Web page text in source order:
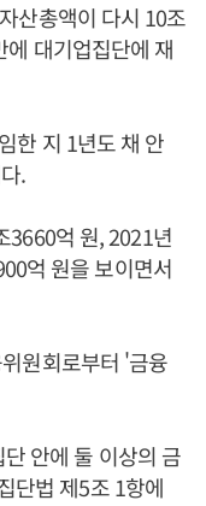
산총액이 다시 10조
대기업집단에 재
한 지 1년도 채 안
.
3660억 원, 2021년
억 원을 보이면서
원회로부터 '금융
안에 둘 이상의 금
단법 제5조 1항에